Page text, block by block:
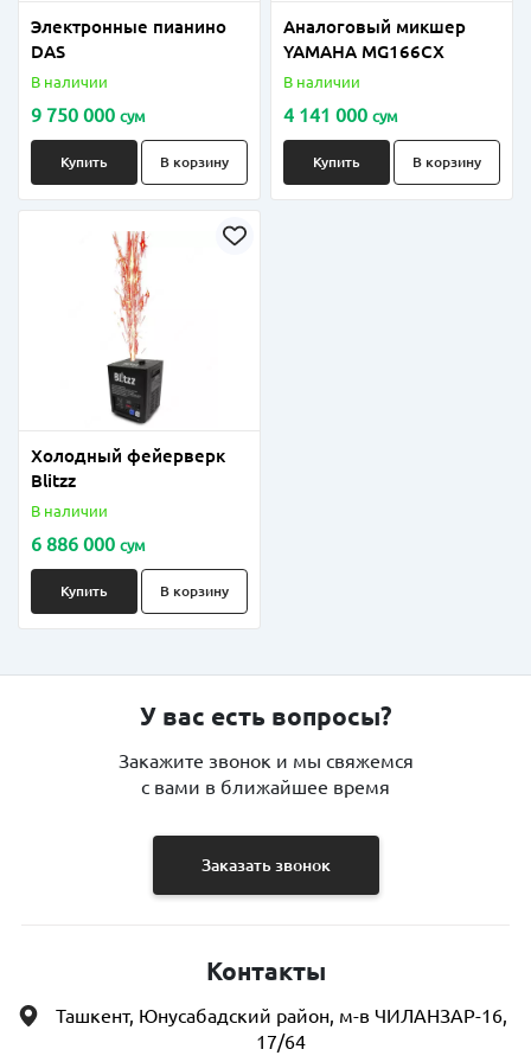
Электронные пианино
DAS
В наличии
9 750 000 сум
Купить В корзину
Аналоговый микшер
YAMAHA MG166CX
В наличии
4 141 000 сум
Купить В корзину
Холодный фейерверк
Blitzz
В наличии
6 886 000 сум
Купить В корзину
У вас есть вопросы?
Закажите звонок и мы свяжемся
с вами в ближайшее время
Заказать звонок
Контакты
Ташкент, Юнусабадский район, м-в ЧИЛАНЗАР-16,
17/64